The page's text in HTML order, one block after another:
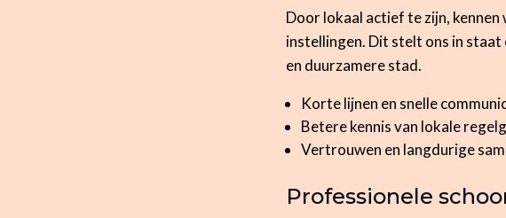
Door lokaal actief te zijn,
instellingen. Dit stelt ons in
en duurzamere stad.
Korte lijnen en snelle
Betere kennis van lokale
Vertrouwen en langdurige
Professionele